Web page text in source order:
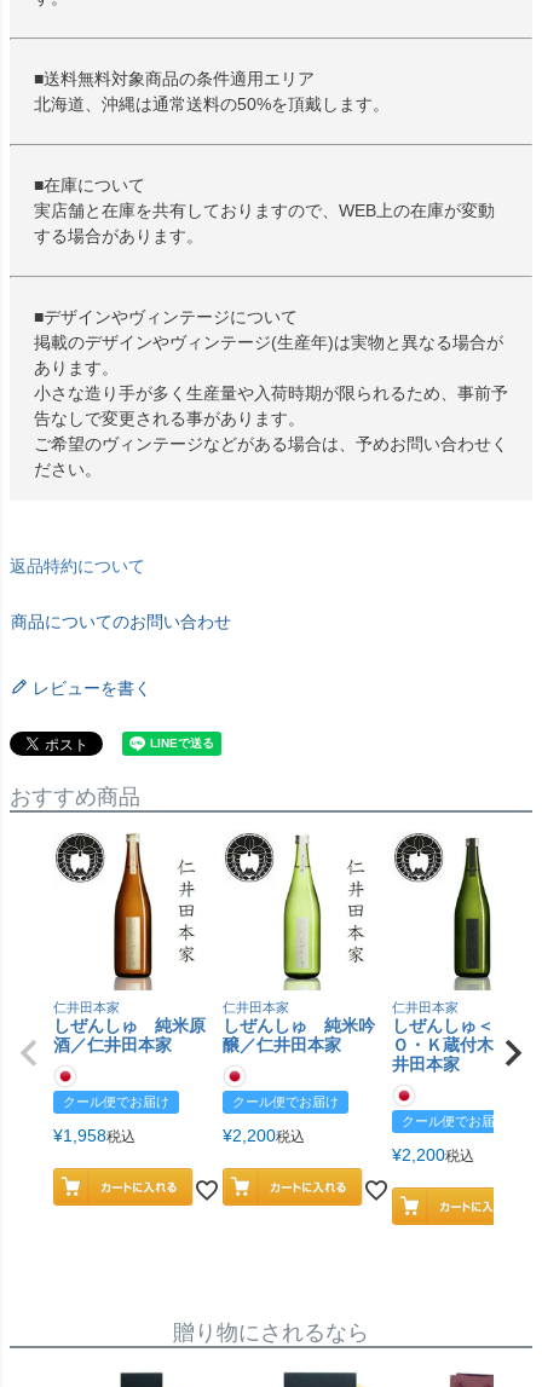
■送料無料対象商品の条件適用エリア
北海道、沖縄は通常送料の50%を頂戴します。
■在庫について
実店舗と在庫を共有しておりますので、WEB上の在庫が変動
する場合があります。
■デザインやヴィンテージについて
掲載のデザインやヴィンテージ(生産年)は実物と異なる場合が
あります。
小さな造り手が多く生産量や入荷時期が限られるため、事前予
告なしで変更される事があります。
ご希望のヴィンテージなどがある場合は、予めお問い合わせく
ださい。
返品特約について
商品についてのお問い合わせ
レビューを書く
おすすめ商品
仁井田本家
しぜんしゅ 純米原
酒／仁井田本家
クール便でお届け
¥1,958税込
仁井田本家
しぜんしゅ 純米吟
醸／仁井田本家
クール便でお届け
¥2,200税込
仁井田本家
しぜんしゅ＜ｂｒ
Ｏ・Ｋ蔵付木桶／
井田本家
クール便でお届け
¥2,200税込
贈り物にされるなら